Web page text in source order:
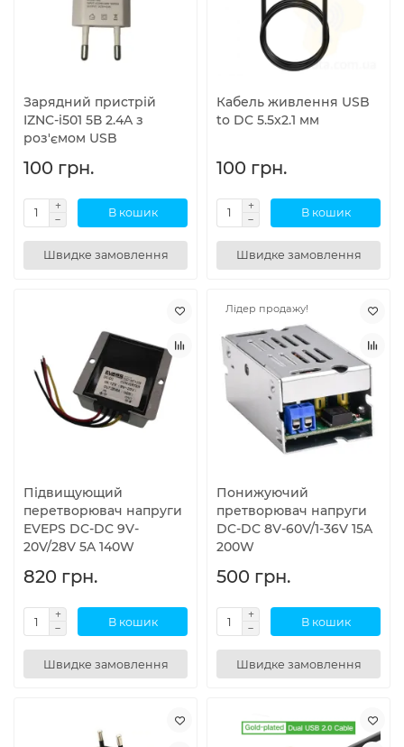
Зарядний пристрій
IZNC-i501 5В 2.4A з
роз'ємом USB
100 грн.
В кошик
Швидке замовлення
Кабель живлення USB
to DC 5.5x2.1 мм
100 грн.
В кошик
Швидке замовлення
Підвищующий
перетворювач напруги
EVEPS DC-DC 9V-
20V/28V 5A 140W
820 грн.
В кошик
Швидке замовлення
Лідер продажу!
Понижуючий
претворювач напруги
DC-DC 8V-60V/1-36V 15A
200W
500 грн.
В кошик
Швидке замовлення